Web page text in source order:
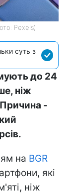
Pexels)
суть з
до 24
ніж
Причина -
на BGR
які
ніж